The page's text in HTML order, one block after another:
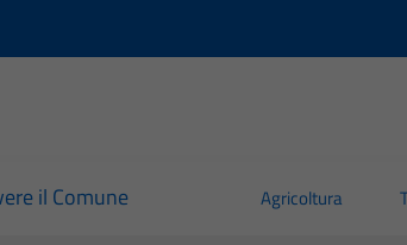
il Comune Agricoltura